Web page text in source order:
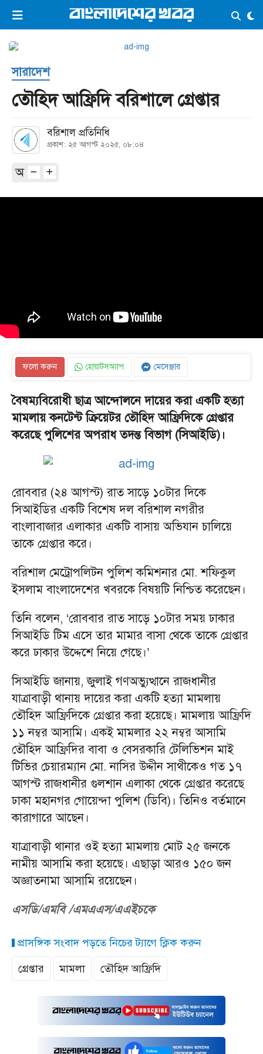
ভিডিও ই-পেপার লগইন ×
প্রচ্ছদ
সর্বশেষ
সব বিভাগ
কনভার্টার
সারাদেশ
তৌহিদ আফ্রিদি বরিশালে গ্রেপ্তার
বরিশাল প্রতিনিধি
প্রকাশ: ২৫ আগস্ট ২০২৫, ০৮:০৪
অ
ফলো করুন হোয়াটসঅ্যাপ মেসেঞ্জার
বৈষম্যবিরোধী ছাত্র আন্দোলনে দায়ের করা একটি হত্যা
মামলায় কনটেন্ট ক্রিয়েটর তৌহিদ আফ্রিদিকে গ্রেপ্তার
করেছে পুলিশের অপরাধ তদন্ত বিভাগ (সিআইডি)।
রোববার (২৪ আগস্ট) রাত সাড়ে ১০টার দিকে
সিআইডির একটি বিশেষ দল বরিশাল নগরীর
বাংলাবাজার এলাকার একটি বাসায় অভিযান চালিয়ে
তাকে গ্রেপ্তার করে।
বরিশাল মেট্রোপলিটন পুলিশ কমিশনার মো. শফিকুল
ইসলাম বাংলাদেশের খবরকে বিষয়টি নিশ্চিত করেছেন।
তিনি বলেন, ‘রোববার রাত সাড়ে ১০টার সময় ঢাকার
সিআইডি টিম এসে তার মামার বাসা থেকে তাকে গ্রেপ্তার
করে ঢাকার উদ্দেশে নিয়ে গেছে।’
সিআইডি জানায়, জুলাই গণঅভ্যুত্থানে রাজধানীর
যাত্রাবাড়ী থানায় দায়ের করা একটি হত্যা মামলায়
তৌহিদ আফ্রিদিকে গ্রেপ্তার করা হয়েছে। মামলায় আফ্রিদি
১১ নম্বর আসামি। একই মামলার ২২ নম্বর আসামি
তৌহিদ আফ্রিদির বাবা ও বেসরকারি টেলিভিশন মাই
টিভির চেয়ারম্যান মো. নাসির উদ্দীন সাথীকেও গত ১৭
আগস্ট রাজধানীর গুলশান এলাকা থেকে গ্রেপ্তার করেছে
ঢাকা মহানগর গোয়েন্দা পুলিশ (ডিবি)। তিনিও বর্তমানে
কারাগারে আছেন।
যাত্রাবাড়ী থানার ওই হত্যা মামলায় মোট ২৫ জনকে
নামীয় আসামি করা হয়েছে। এছাড়া আরও ১৫০ জন
অজ্ঞাতনামা আসামি রয়েছেন।
এসডি/এমবি /এমএএস/এএইচকে
প্রাসঙ্গিক সংবাদ পড়তে নিচের ট্যাগে ক্লিক করুন
গ্রেপ্তার
মামলা তৌহিদ আফ্রিদি